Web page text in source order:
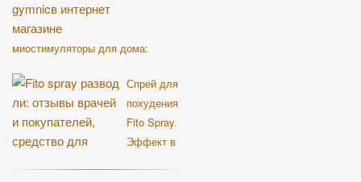
миостимуляторы для дома:
противопоказания, инструкция
Спрей для
похудения
Fito Spray.
Эффект в